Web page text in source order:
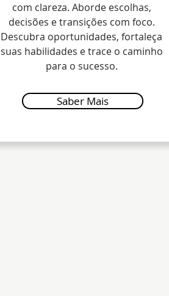
com clareza. Aborde escolhas,
decisões e transições com foco.
Descubra oportunidades, fortaleça
suas habilidades e trace o caminho
para o sucesso.
Saber Mais